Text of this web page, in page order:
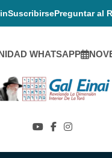
SuscribirsePreguntar al
WHATSAPP
Gal